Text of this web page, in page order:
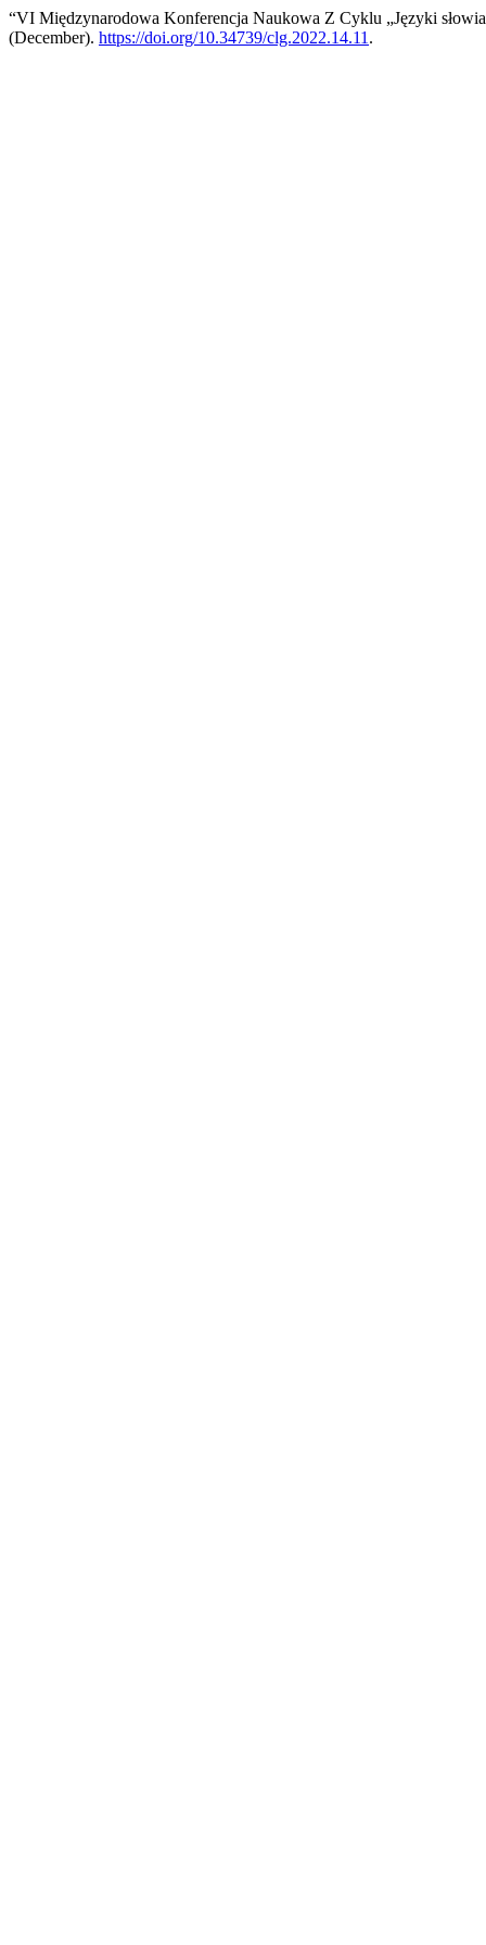
“VI Międzynarodowa Konferencja Naukowa Z Cyklu „Języki
(December). https://doi.org/10.34739/clg.2022.14.11 .